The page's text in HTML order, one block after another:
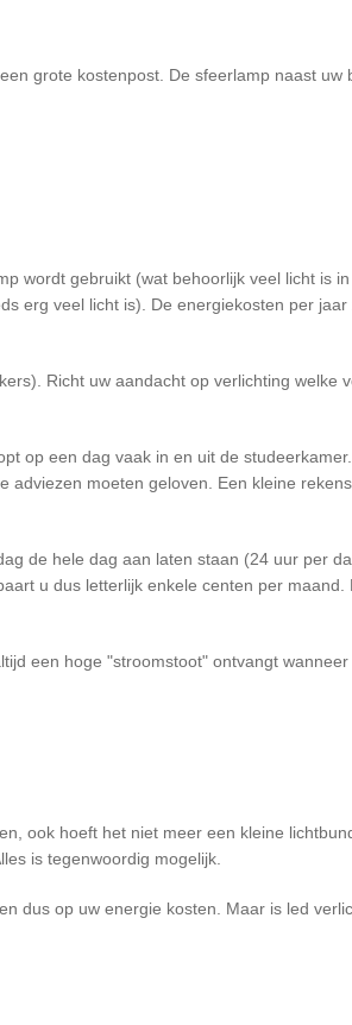
grote kostenpost. De sfeerlamp naast uw
wordt gebruikt (wat behoorlijk veel licht is
erg veel licht is). De energiekosten per jaar
Richt uw aandacht op verlichting welke
op een dag vaak in en uit de
adviezen moeten geloven. Een kleine
de hele dag aan laten staan (24 uur per
u dus letterlijk enkele centen per maand.
een hoge "stroomstoot" ontvangt
ook hoeft het niet meer een kleine
is tegenwoordig mogelijk.
dus op uw energie kosten. Maar is led